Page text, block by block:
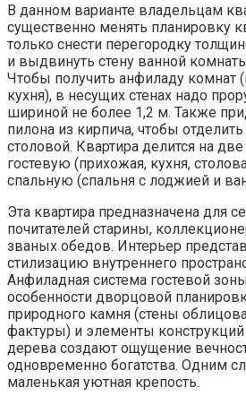
В данном варианте владельцам
существенно менять планировку
только снести перегородку
и выдвинуть стену ванной
Чтобы получить анфиладу комнат
кухня), в несущих стенах надо
шириной не более 1,2 м. Также
пилона из кирпича, чтобы
столовой. Квартира делится на
гостевую (прихожая, кухня,
спальную (спальня с лоджией и
Эта квартира предназначена для
почитателей старины,
званых обедов. Интерьер
стилизацию внутреннего
Анфиладная система гостевой
особенности дворцовой
природного камня (стены
фактуры) и элементы
дерева создают ощущение
одновременно богатства. Одним
маленькая уютная крепость.